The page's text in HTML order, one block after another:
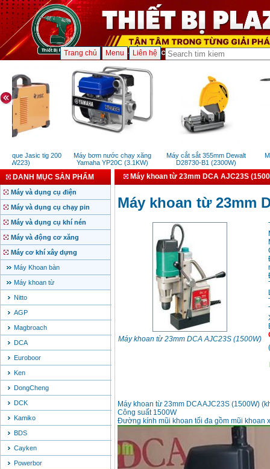
Trang chủ Menu Liên hệ
que Jasic tig 200
(W223)
Máy bơm nước chạy xăng
Yamaha YP20C (3.1KW)
Máy cắt sắt 355mm Dewalt
D28730-B1 (2300W)
DANH MỤC SẢN PHẨM
Máy và dụng cụ điện
Máy và dụng cụ chạy pin
Máy và dụng cụ khí nén
Máy và động cơ xăng
Máy cơ khí xây dựng
Máy Khoan bàn
Máy khoan từ
Nitto
AGP
Magbroach
DCA
Euroboor
Ken
DongCheng
DCK
Kamiko
BDS
Cayken
Powerbor
Máy khoan từ 23mm DCA AJC23S
Máy khoan từ 23mm
Máy khoan từ 23mm DCA AJC23S (1500W)
(
Máy khoan từ 23mm DCA AJC23S (1500W)
Công suất 1500W
Đường kính mũi khoan tối đa gồm mũi khoan